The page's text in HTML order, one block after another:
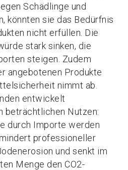
Schädlinge und
könnten sie das Bedürfnis
nicht erfüllen. Die
stark sinken, die
steigen. Zudem
angebotenen Produkte
nimmt ab.
entwickelt
beträchtlichen Nutzen:
durch Importe werden
professioneller
und senkt im
Menge den CO2-